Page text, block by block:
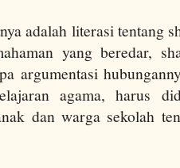
adalah literasi tentang
yang beredar,
argumentasi
agama, harus
dan warga sekolah